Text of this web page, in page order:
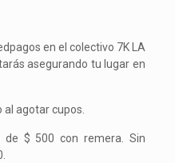
en el colectivo 7K LA
asegurando tu lugar en
agotar cupos.
de $ 500 con remera. Sin